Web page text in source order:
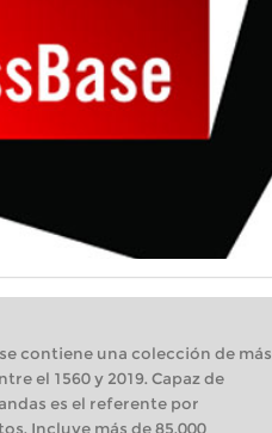
contiene una colección de más
el 1560 y 2019. Capaz de
es el referente por